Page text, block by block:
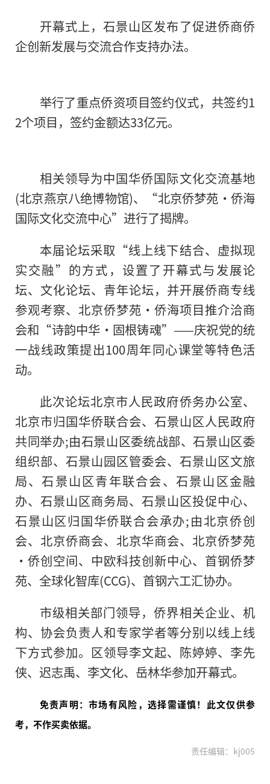
开幕式上，石景山区发布了促进侨商侨
企创新发展与交流合作支持办法。
举行了重点侨资项目签约仪式，共签约1
2个项目，签约金额达33亿元。
相关领导为中国华侨国际文化交流基地
(北京燕京八绝博物馆)、“北京侨梦苑·侨海
国际文化交流中心”进行了揭牌。
本届论坛采取“线上线下结合、虚拟现
实交融”的方式，设置了开幕式与发展论
坛、文化论坛、青年论坛，并开展侨商专线
参观考察、北京侨梦苑·侨海项目推介洽商
会和“诗韵中华·固根铸魂”——庆祝党的统
一战线政策提出100周年同心课堂等特色活
动。
此次论坛北京市人民政府侨务办公室、
北京市归国华侨联合会、石景山区人民政府
共同举办;由石景山区委统战部、石景山区委
组织部、石景山园区管委会、石景山区文旅
局、石景山区青年联合会、石景山区金融
办、石景山区商务局、石景山区投促中心、
石景山区归国华侨联合会承办;由北京侨创
会、北京侨商会、北京华商会、北京侨梦苑
·侨创空间、中欧科技创新中心、首钢侨梦
苑、全球化智库(CCG)、首钢六工汇协办。
市级相关部门领导，侨界相关企业、机
构、协会负责人和专家学者等分别以线上线
下方式参加。区领导李文起、陈婷婷、李先
侠、迟志禹、李文化、岳林华参加开幕式。
免责声明：市场有风险，选择需谨慎！此文仅供参
考，不作买卖依据。
责任编辑：kj005